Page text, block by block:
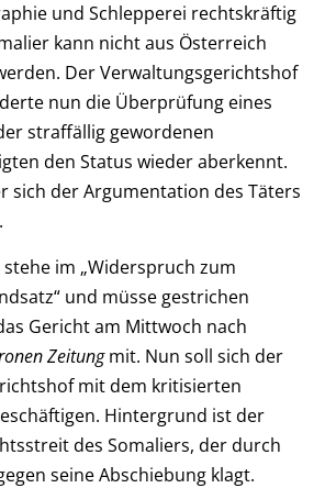
und Schlepperei rechtskräftig
kann nicht aus Österreich
Der Verwaltungsgerichtshof
nun die Überprüfung eines
straffällig gewordenen
den Status wieder aberkennt.
sich der Argumentation des Täters
im „Widerspruch zum
und müsse gestrichen
Gericht am Mittwoch nach
Zeitungmit. Nun soll sich der
mit dem kritisierten
Hintergrund ist der
des Somaliers, der durch
seine Abschiebung klagt.